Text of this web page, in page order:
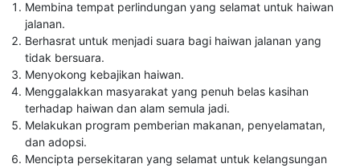
Membina tempat perlindungan yang selamat untuk haiwan
jalanan.
Berhasrat untuk menjadi suara bagi haiwan jalanan yang
tidak bersuara.
Menyokong kebajikan haiwan.
Menggalakkan masyarakat yang penuh belas kasihan
terhadap haiwan dan alam semula jadi.
Melakukan program pemberian makanan, penyelamatan,
dan adopsi.
Mencipta persekitaran yang selamat untuk kelangsungan